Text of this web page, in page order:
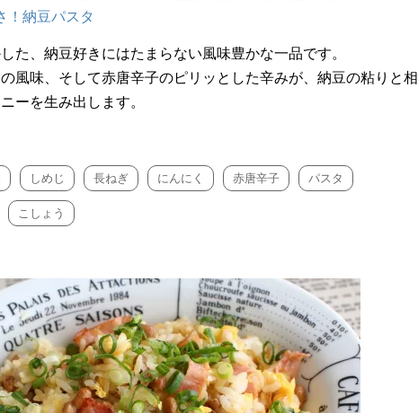
！納豆パスタ
た、納豆好きにはたまらない風味豊かな一品です。
風味、そして赤唐辛子のピリッとした辛みが、納豆の粘りと相
ーを生み出します。
しめじ 長ねぎ にんにく 赤唐辛子 パスタ
こしょう